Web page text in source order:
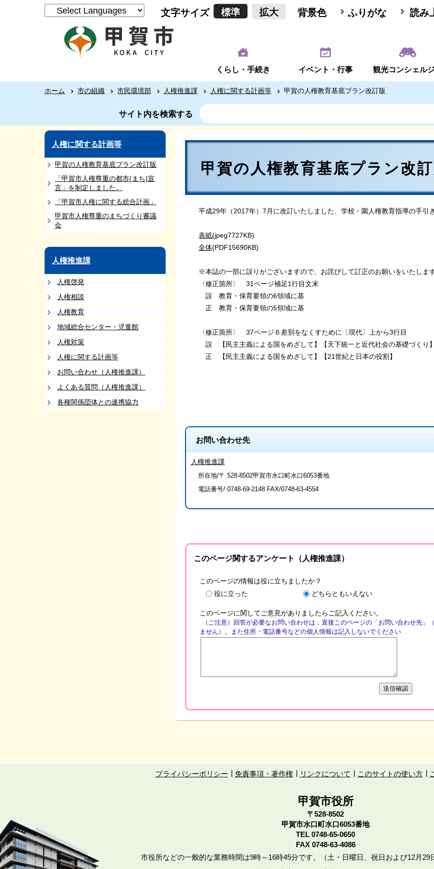
文字サイズ 標準 拡大 背景色 ふりがな 読み
くらし・手続き イベント・行事 観光コンシェル
ホーム 市の組織 市民環境部 人権推進課 人権に関する計画等 甲賀の人権教育基底プラン改訂版
サイト内を検索する
人権に関する計画等
甲賀の人権教育基底プラン改訂版
「甲賀市人権尊重の都市(まち)宣
言」を制定しました。
「甲賀市人権に関する総合計画」
甲賀市人権尊重のまちづくり審議
会
人権推進課
人権啓発
人権相談
人権教育
地域総合センター・児童館
人権対策
人権に関する計画等
お問い合わせ（人権推進課）
よくある質問（人権推進課）
各種関係団体との連携協力
甲賀の人権教育基底プラン改
平成29年（2017年）7月に改訂いたしました、学校・園人権教育指導の手引
表紙(jpeg7727KB)
全体(PDF15690KB)
※本誌の一部に誤りがございますので、お詫びして訂正のお願いをいたしま
〈修正箇所〉 31ページ補足1行目文末
誤 教育・保育要領の6領域に基
正 教育・保育要領の5領域に基
〈修正箇所〉 37ページ６差別をなくすために〔現代〕上から3行目
誤 【民主主義による国をめざして】【天下統一と近代社会の基礎づくり
正 【民主主義による国をめざして】【21世紀と日本の役割】
お問い合わせ先
人権推進課
所在地/〒 528-8502甲賀市水口町水口6053番地
電話番号/ 0748-69-2148 FAX/0748-63-4554
このページ関するアンケート（人権推進課）
このページの情報は役に立ちましたか？
役に立った
どちらともいえない
このページに関してご意見がありましたらご記入ください。
（ご注意）回答が必要なお問い合わせは，直接このページの「お問い合わせ先
ません）。また住所・電話番号などの個人情報は記入しないでください
プライバシーポリシー 免責事項・著作権 リンクについて このサイトの使い方
甲賀市役所
〒528-8502
甲賀市水口町水口6053番地
TEL 0748-65-0650
FAX 0748-63-4086
市役所などの一般的な業務時間は9時～16時45分です。（土・日曜日、祝日および12月29